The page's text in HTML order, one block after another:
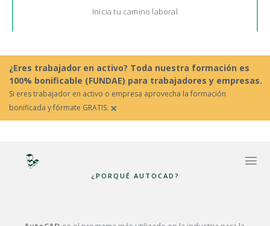
Inicia tu camino laboral
¿Eres trabajador en activo? Toda nuestra formación es
100% bonificable (FUNDAE) para trabajadores y empresas.
Si eres trabajador en activo o empresa aprovecha la formación
bonificada y fórmate GRATIS. ×
¿PORQUÉ AUTOCAD?